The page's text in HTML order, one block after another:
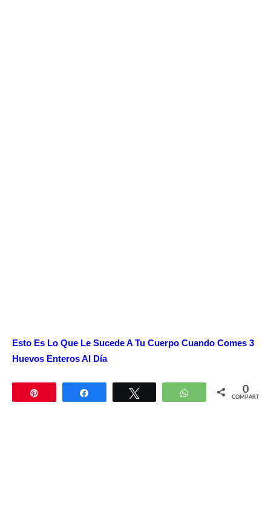
Esto Es Lo Que Le Sucede A Tu Cuerpo Cuando Comes 3
Huevos Enteros Al Día
Compartir WhatsApp 0
COMPARTIR